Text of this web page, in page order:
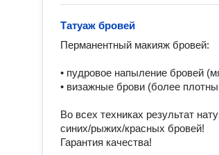
Татуаж бровей
Перманентный макияж бровей:
• пудровое напыление бровей
• визажные брови (более
Во всех техниках результат
синих/рыжих/красных бровей!